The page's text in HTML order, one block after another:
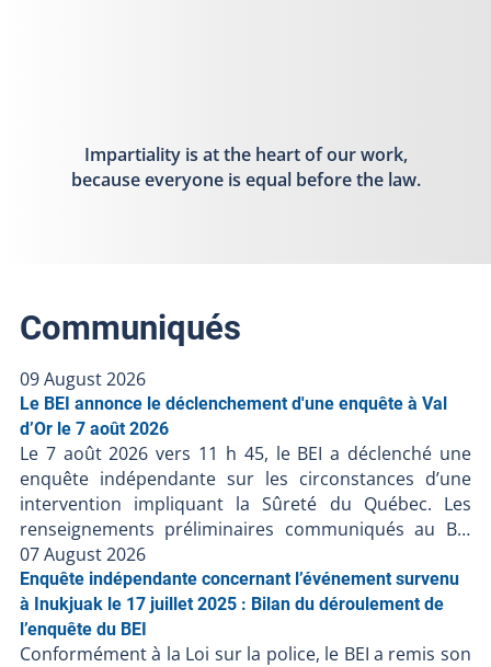
Impartiality is at the heart of our work,
because everyone is equal before the law.
Communiqués
09 August 2026
Le BEI annonce le déclenchement d'une enquête à Val
d’Or le 7 août 2026
Le 7 août 2026 vers 11 h 45, le BEI a déclenché une
enquête indépendante sur les circonstances d’une
intervention impliquant la Sûreté du Québec. Les
renseignements préliminaires communiqués au BEI
suggèrent ce qui suit : Le 7 août 2026 vers 2 h 57, un
appel aurait été fait au 911 pour un désordre familial
dans un domicile ;Les policiers se seraient rendus au
domicile et auraient rencontré les personnes
concernées;Lors de l’intervention, une personne
07 August 2026
Enquête indépendante concernant l’événement survenu
à Inukjuak le 17 juillet 2025 : Bilan du déroulement de
l’enquête du BEI
Conformément à la Loi sur la police, le BEI a remis son